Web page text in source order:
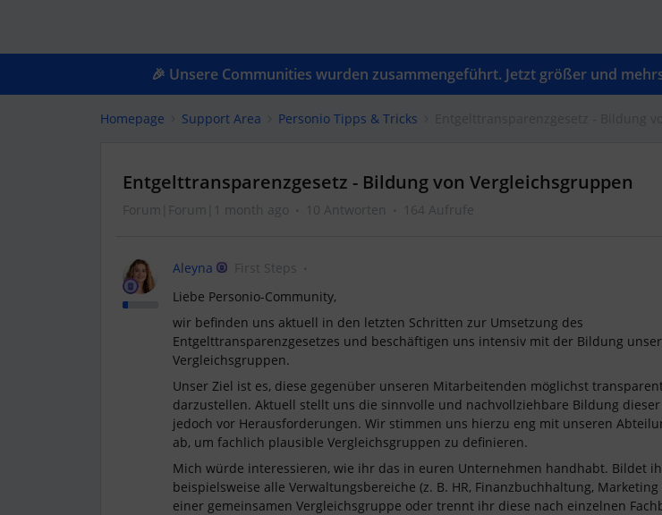
🎉 Unsere Communities wurden zusammengeführt. Jetzt größer und
Homepage Support Area Personio Tipps & Tricks
Entgelttransparenzgesetz - Bildung von Vergleichsgruppen
Forum|Forum|1 month ago 10 Antworten 164 Aufrufe
Aleyna
First Steps
Liebe Personio-Community,
wir befinden uns aktuell in den letzten Schritten zur Umsetzung des
Entgelttransparenzgesetzes und beschäftigen uns intensiv mit der Bildung
Vergleichsgruppen.
Unser Ziel ist es, diese gegenüber unseren Mitarbeitenden möglichst
darzustellen. Aktuell stellt uns die sinnvolle und nachvollziehbare Bildung
jedoch vor Herausforderungen. Wir stimmen uns hierzu eng mit unseren
ab, um fachlich plausible Vergleichsgruppen zu definieren.
Mich würde interessieren, wie ihr das in euren Unternehmen handhabt. Bildet
beispielsweise alle Verwaltungsbereiche (z. B. HR, Finanzbuchhaltung, Marketing
einer gemeinsamen Vergleichsgruppe oder trennt ihr diese nach einzelnen